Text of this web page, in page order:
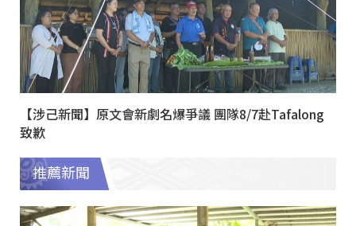
【涉己新聞】原文會新劇名爆爭議 團隊8/7赴Tafalong
致歉
推薦新聞